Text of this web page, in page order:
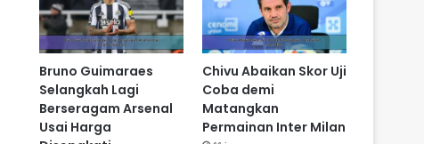
Bruno Guimaraes
Selangkah Lagi
Berseragam Arsenal
Usai Harga
Chivu Abaikan Skor Uji
Coba demi
Matangkan
Permainan Inter Milan